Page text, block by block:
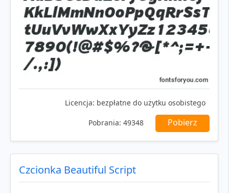
Licencja: bezpłatne do użytku osobistego
Pobrania: 49348 Pobierz
Czcionka Beautiful Script